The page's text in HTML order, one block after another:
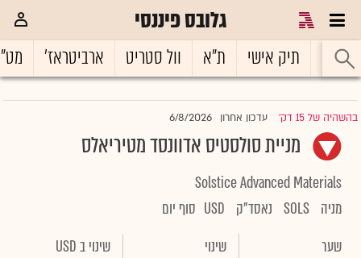
גלובס פיננסי
ראשי תיק אישי ת"א וול סטריט ארביטראז'
בהשהיה של 15 דק' |עדכון אחרון 6/8/2026
מניית סולסטיס אדוונסד מטיריאלס
Solstice Advanced Materials
מניה SOLS נאסד"ק USD סוף יום
שער
שינוי שינוי ב USD